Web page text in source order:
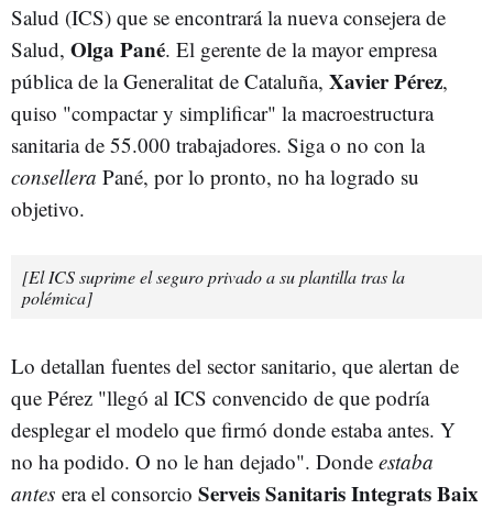
Salud (ICS) que se encontrará la nueva consejera de
Salud, Olga Pané. El gerente de la mayor empresa
pública de la Generalitat de Cataluña, Xavier Pérez,
quiso "compactar y simplificar" la macroestructura
sanitaria de 55.000 trabajadores. Siga o no con la
consellera Pané, por lo pronto, no ha logrado su
objetivo.
[El ICS suprime el seguro privado a su plantilla tras la
polémica]
Lo detallan fuentes del sector sanitario, que alertan de
que Pérez "llegó al ICS convencido de que podría
desplegar el modelo que firmó donde estaba antes. Y
no ha podido. O no le han dejado". Donde estaba
antes era el consorcio Serveis Sanitaris Integrats Baix